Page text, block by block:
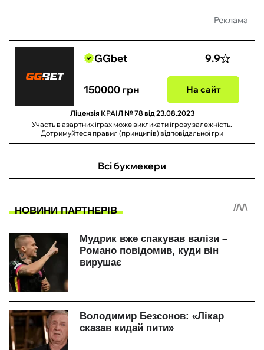
Реклама
GGbet 9.9
150000 грн На сайт
Ліцензія КРАІЛ № 78 від 23.08.2023
Участь в азартних іграх може викликати ігрову залежність.
Дотримуйтеся правил (принципів) відповідальної гри
Всі букмекери